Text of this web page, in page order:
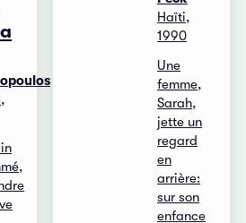
Haïti,
1990
Une
femme,
Sarah,
jette un
regard
en
arrière:
sur son
enfance